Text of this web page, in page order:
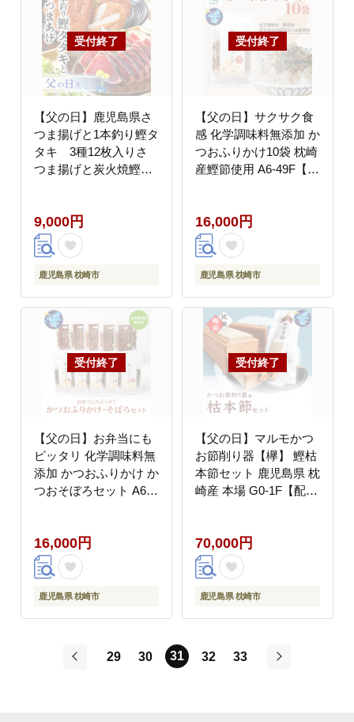
【父の日】鹿児島県さ
つま揚げと1本釣り鰹タ
タキ 3種12枚入りさ
つま揚げと炭火焼鰹タ
9,000円
鹿児島県 枕崎市
【父の日】サクサク食
感 化学調味料無添加 か
つおふりかけ10袋 枕崎
産鰹節使用 A6-49F【配
16,000円
鹿児島県 枕崎市
【父の日】お弁当にも
ピッタリ 化学調味料無
添加 かつおふりかけ か
つおそぼろセット A6-
16,000円
鹿児島県 枕崎市
【父の日】マルモかつ
お節削り器【欅】 鰹枯
本節セット 鹿児島県 枕
崎産 本場 G0-1F【配送
70,000円
鹿児島県 枕崎市
29 30 31 32
33